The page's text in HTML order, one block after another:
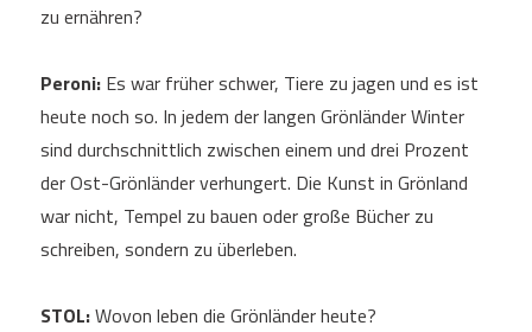
zu ernähren?
Peroni:Es war früher schwer, Tiere zu jagen und es ist
heute noch so. In jedem der langen Grönländer Winter
sind durchschnittlich zwischen einem und drei Prozent
der Ost-Grönländer verhungert. Die Kunst in Grönland
war nicht, Tempel zu bauen oder große Bücher zu
schreiben, sondern zu überleben.
STOL:Wovon leben die Grönländer heute?